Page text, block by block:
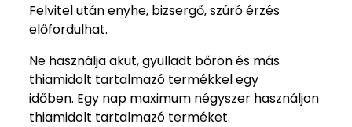
Felvitel után enyhe, bizsergő, szúró érzés
előfordulhat.
Ne használja akut, gyulladt bőrön és más
thiamidolt tartalmazó termékkel egy
időben. Egy nap maximum négyszer használjon
thiamidolt tartalmazó terméket.